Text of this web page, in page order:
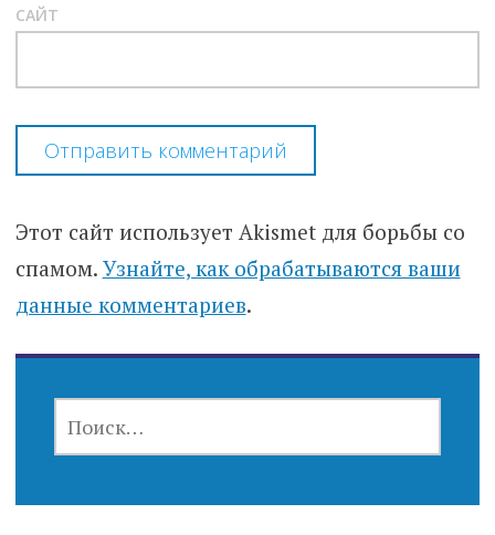
САЙТ
Этот сайт использует Akismet для борьбы со
спамом. Узнайте, как обрабатываются ваши
данные комментариев.